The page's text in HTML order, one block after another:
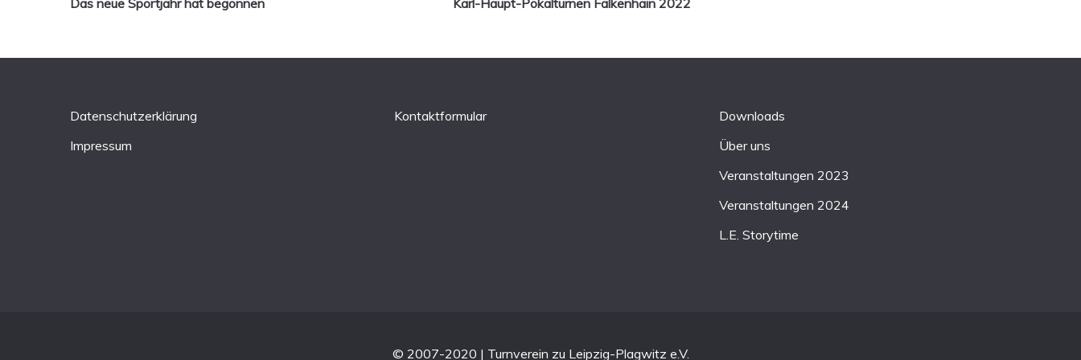
Das neue Sportjahr hat begonnen Karl-Haupt-Pokalturnen Falkenhain 2022
Datenschutzerklärung
Impressum
Kontaktformular
Downloads
Über uns
Veranstaltungen 2023
Veranstaltungen 2024
L.E. Storytime
© 2007-2020 | Turnverein zu Leipzig-Plagwitz e.V.